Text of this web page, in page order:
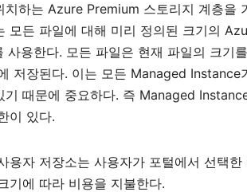
치하는 Azure Premium 스토리지 계층을
모든 파일에 대해 미리 정의된 크기의
사용한다. 모든 파일은 현재 파일의 크기를
저장된다. 이는 모든 Managed Instance
기 때문에 중요하다. 즉 Managed
이 있다.
용자 저장소는 사용자가 포털에서 선택한
기에 따라 비용을 지불한다.